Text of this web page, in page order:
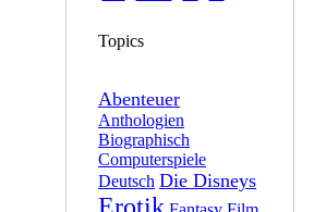
Topics
Abenteuer
Anthologien
Biographisch
Computerspiele
Deutsch Die Disneys